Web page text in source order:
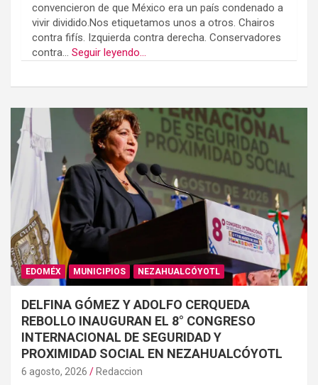
convencieron de que México era un país condenado a
vivir dividido.Nos etiquetamos unos a otros. Chairos
contra fifís. Izquierda contra derecha. Conservadores
contra... Seguir leyendo...
EDOMÉX MUNICIPIOS NEZAHUALCÓYOTL
DELFINA GÓMEZ Y ADOLFO CERQUEDA
REBOLLO INAUGURAN EL 8° CONGRESO
INTERNACIONAL DE SEGURIDAD Y
PROXIMIDAD SOCIAL EN NEZAHUALCÓYOTL
6 agosto, 2026 Redaccion